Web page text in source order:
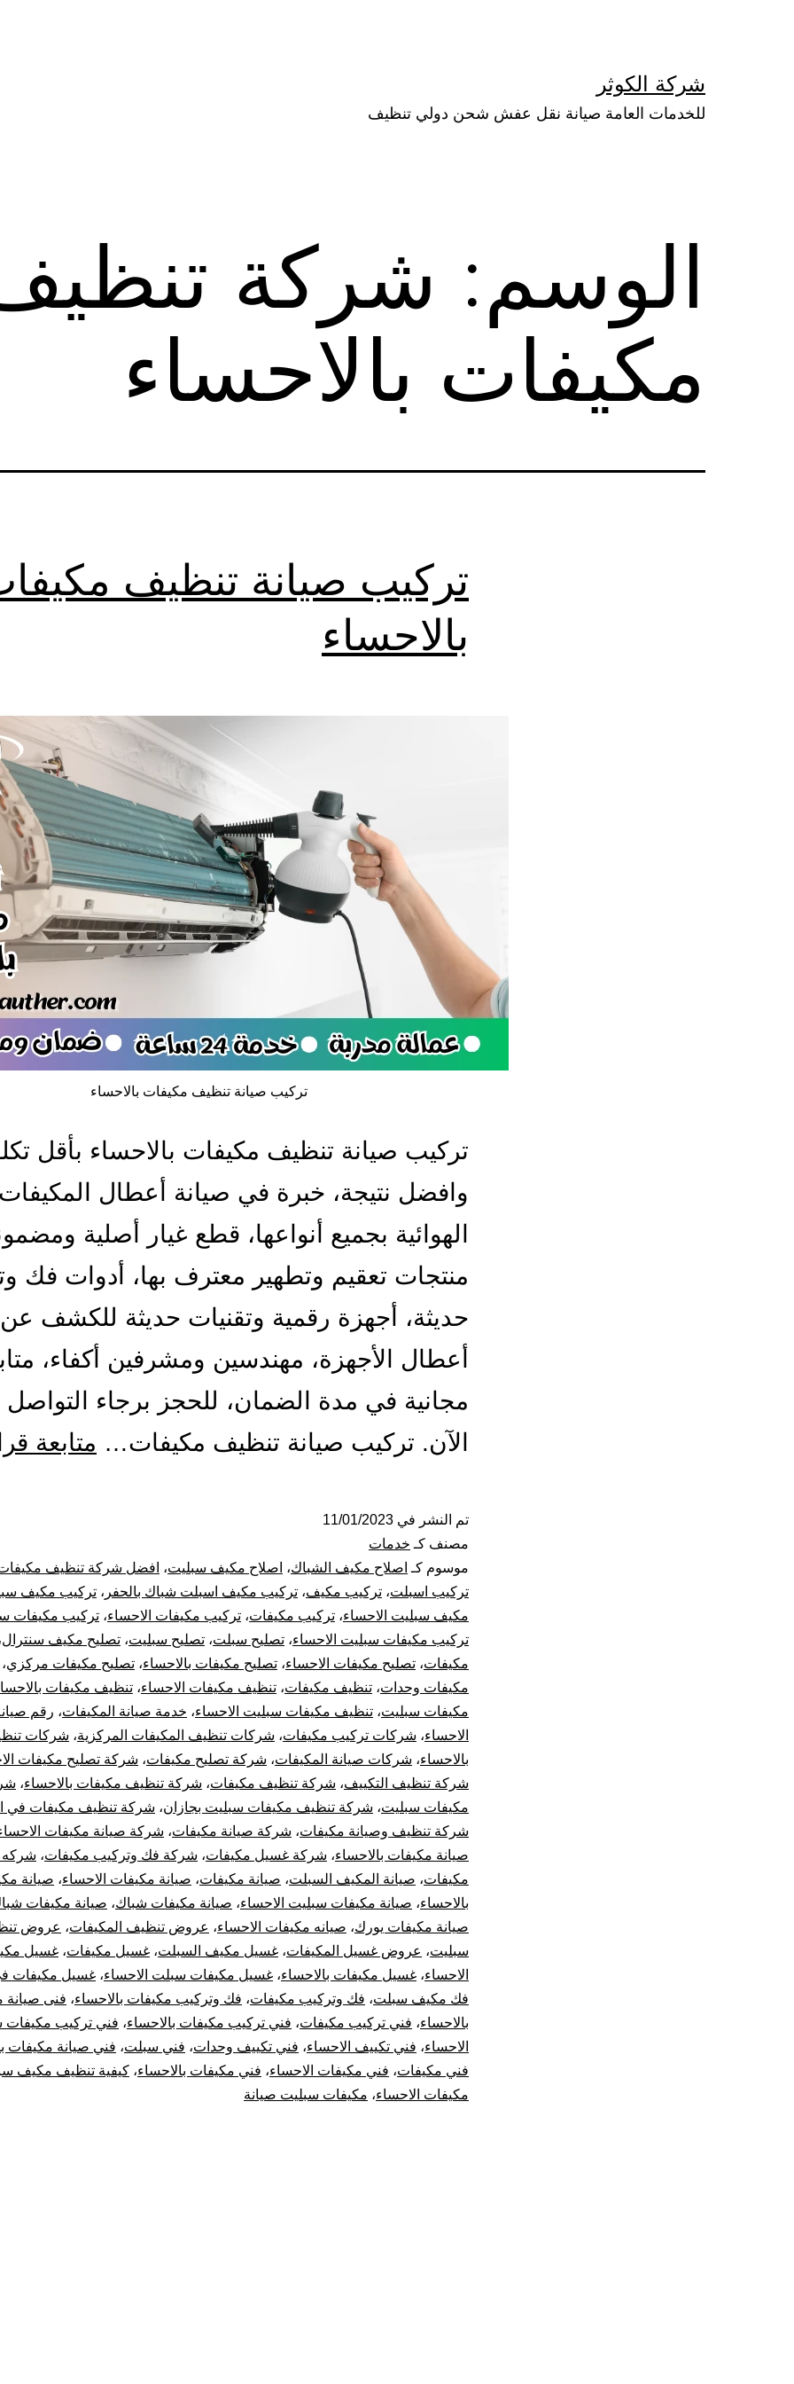
شركة الكوثر
للخدمات العامة صيانة نقل عفش شحن دولي تنظيف
الوسم: شركة
مكيفات بالاحساء
تركيب صيانة تنظيف
بالاحساء
تركيب صيانة تنظيف مكيفات بالاحساء
تركيب صيانة تنظيف مكيفات بالاحساء بأقل
وافضل نتيجة، خبرة في صيانة أعطال
الهوائية بجميع أنواعها، قطع غيار أصلية
منتجات تعقيم وتطهير معترف بها، أدوات فك
حديثة، أجهزة رقمية وتقنيات حديثة للكشف عن
أعطال الأجهزة، مهندسين ومشرفين أكفاء،
مجانية في مدة الضمان، للحجز برجاء التواصل
الآن. تركيب صيانة تنظيف مكيفات… متابعة
تم النشر في 11/01/2023
مصنف كـ خدمات
موسوم كـ اصلاح مكيف الشباك، اصلاح مكيف سبليت، افضل شركة تنظيف
تركيب اسبلت، تركيب مكيف، تركيب مكيف اسبلت شباك بالحفر ، تركيب مكيف
مكيف سبليت الاحساء، تركيب مكيفات، تركيب مكيفات الاحساء، تركيب مكيفات
تركيب مكيفات سبليت الاحساء، تصليح سبلت، تصليح سبليت، تصليح مكيف سنترال
مكيفات، تصليح مكيفات الاحساء، تصليح مكيفات بالاحساء، تصليح مكيفات مركزي
مكيفات وحدات، تنظيف مكيفات، تنظيف مكيفات الاحساء، تنظيف مكيفات
مكيفات سبليت، تنظيف مكيفات سبليت الاحساء، خدمة صيانة المكيفات، رقم
الاحساء، شركات تركيب مكيفات، شركات تنظيف المكيفات المركزية، شركات
بالاحساء، شركات صيانة المكيفات، شركة تصليح مكيفات، شركة تصليح مكيفات
شركة تنظيف التكييف، شركة تنظيف مكيفات، شركة تنظيف مكيفات بالاحساء،
مكيفات سبليت، شركة تنظيف مكيفات سبليت بجازان، شركة تنظيف مكيفات في
شركة تنظيف وصيانة مكيفات، شركة صيانة مكيفات، شركة صيانة مكيفات
صيانة مكيفات بالاحساء، شركة غسيل مكيفات، شركة فك وتركيب مكيفات، شركه
مكيفات، صيانة المكيف السبلت، صيانة مكيفات، صيانة مكيفات الاحساء، صيانة
بالاحساء، صيانة مكيفات سبليت الاحساء، صيانة مكيفات شباك، صيانة مكيفات
صيانة مكيفات يورك، صيانه مكيفات الاحساء، عروض تنظيف المكيفات، عروض
سبليت، عروض غسيل المكيفات، غسيل مكيف السبلت، غسيل مكيفات، غسيل
الاحساء، غسيل مكيفات بالاحساء، غسيل مكيفات سبلت الاحساء، غسيل مكيفات
فك مكيف سبلت، فك وتركيب مكيفات، فك وتركيب مكيفات بالاحساء، فنى صيانة
بالاحساء، فني تركيب مكيفات، فني تركيب مكيفات بالاحساء، فني تركيب مكيفات
الاحساء، فني تكييف الاحساء، فني تكييف وحدات، فني سبلت، فني صيانة مكيفات
فني مكيفات، فني مكيفات الاحساء، فني مكيفات بالاحساء، كيفية تنظيف مكيف
مكيفات الاحساء، مكيفات سبليت صيانة